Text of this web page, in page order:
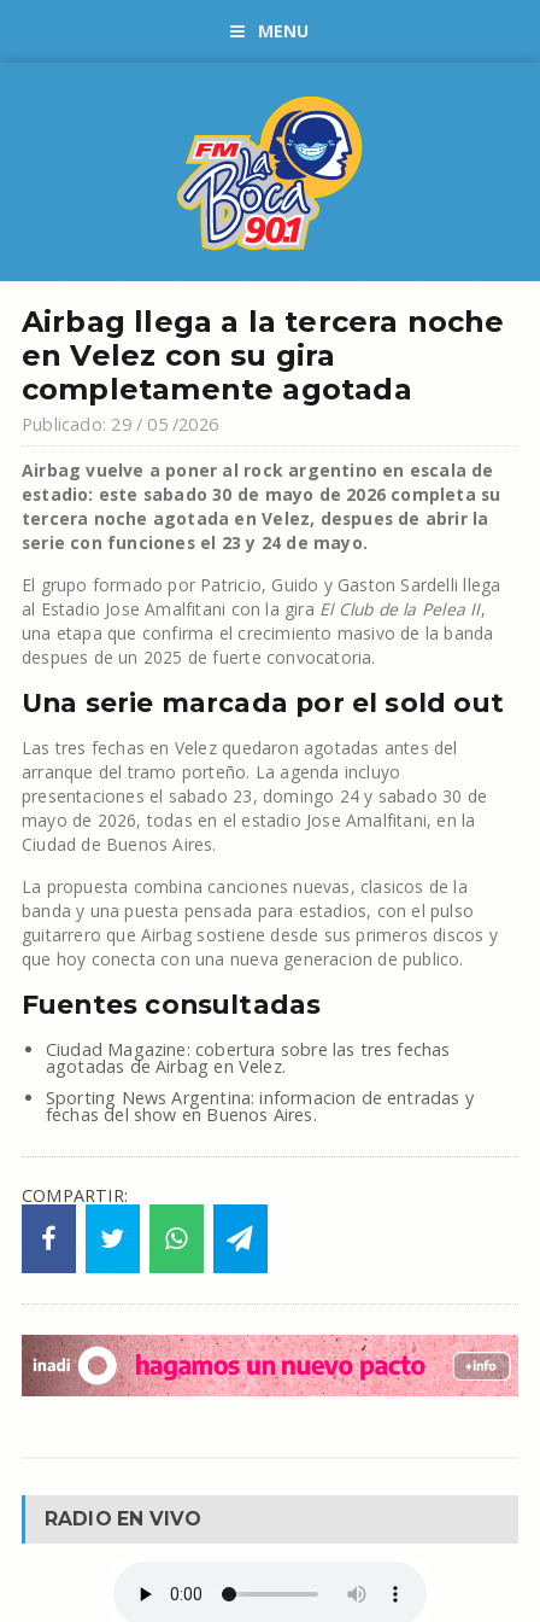
MENU
Airbag llega a la tercera noche
en Velez con su gira
completamente agotada
Publicado: 29 / 05 /2026
Airbag vuelve a poner al rock argentino en escala de
estadio: este sabado 30 de mayo de 2026 completa su
tercera noche agotada en Velez, despues de abrir la
serie con funciones el 23 y 24 de mayo.
El grupo formado por Patricio, Guido y Gaston Sardelli llega
al Estadio Jose Amalfitani con la gira El Club de la Pelea II,
una etapa que confirma el crecimiento masivo de la banda
despues de un 2025 de fuerte convocatoria.
Una serie marcada por el sold out
Las tres fechas en Velez quedaron agotadas antes del
arranque del tramo porteño. La agenda incluyo
presentaciones el sabado 23, domingo 24 y sabado 30 de
mayo de 2026, todas en el estadio Jose Amalfitani, en la
Ciudad de Buenos Aires.
La propuesta combina canciones nuevas, clasicos de la
banda y una puesta pensada para estadios, con el pulso
guitarrero que Airbag sostiene desde sus primeros discos y
que hoy conecta con una nueva generacion de publico.
Fuentes consultadas
Ciudad Magazine: cobertura sobre las tres fechas
agotadas de Airbag en Velez.
Sporting News Argentina: informacion de entradas y
fechas del show en Buenos Aires.
COMPARTIR:
RADIO EN VIVO